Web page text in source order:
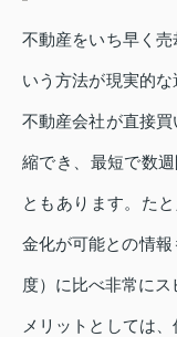
不動産をいち早く
いう方法が現実的
不動産会社が直接
縮でき、最短で数
ともあります。た
金化が可能との情
度）に比べ非常にス
メリットとしては